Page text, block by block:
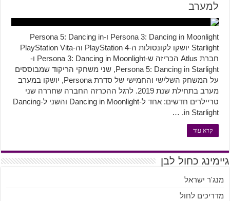
למערב
Persona 3: Dancing in Moonlight ו-Persona 5: Dancing in
Starlight יושקו לקונסולות ה-PlayStation 4 וה-PlayStation Vita
חברת Atlus הכריזה ש-Persona 3: Dancing in Moonlight ו-
Persona 5: Dancing in Starlight, שני משחקי הריקוד שמבוססים
על המשחק השלישי והחמישי של סדרת Persona, יושקו במערב
מערב בתחילת שנת 2019. לרגל ההכרזה החברה שחררה שני
טריילרים חדשים: אחד ל-Dancing in Moonlight והשני ל-Dancing
in Starlight. …
קרא עוד
גיימינג כחול לבן
מנג'ר ישראל
מדריכים לחול